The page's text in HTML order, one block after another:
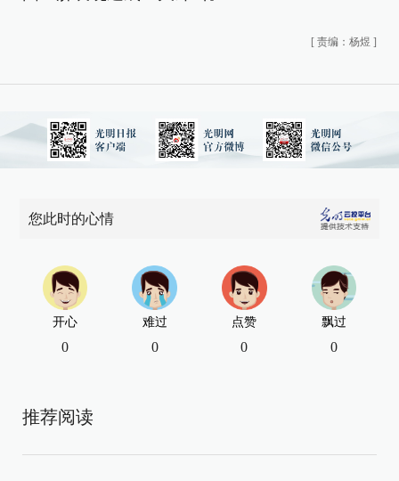
[ 责编：杨煜 ]
您此时的心情
开心
0
难过
0
点赞
0
飘过
0
推荐阅读